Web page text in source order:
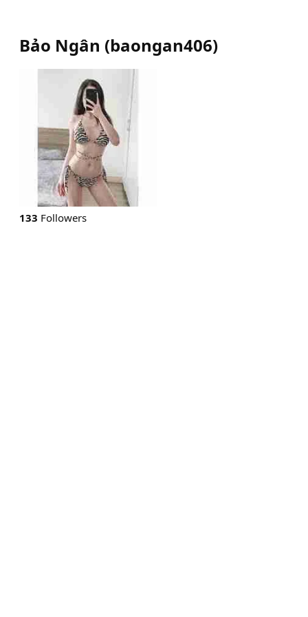
Bảo Ngân (baongan406)
133 Followers